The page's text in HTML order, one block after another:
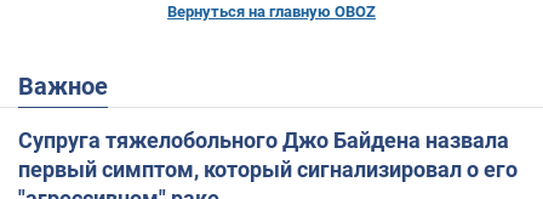
Вернуться на главную OBOZ
Важное
Супруга тяжелобольного Джо Байдена назвала
первый симптом, который сигнализировал о его